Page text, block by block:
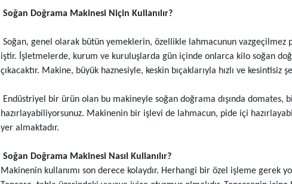
Soğan Doğrama Makinesi Niçin Kullanılır?
Soğan, genel olarak bütün yemeklerin, özellikle lahmacunun vazgeçilmez
iştir. İşletmelerde, kurum ve kuruluşlarda gün içinde onlarca kilo soğan
çıkacaktır. Makine, büyük haznesiyle, keskin bıçaklarıyla hızlı ve
Endüstriyel bir ürün olan bu makineyle soğan doğrama dışında
hazırlayabiliyorsunuz. Makinenin bir işlevi de lahmacun, pide içi
yer almaktadır.
Soğan Doğrama Makinesi Nasıl Kullanılır?
Makinenin kullanımı son derece kolaydır. Herhangi bir özel işleme